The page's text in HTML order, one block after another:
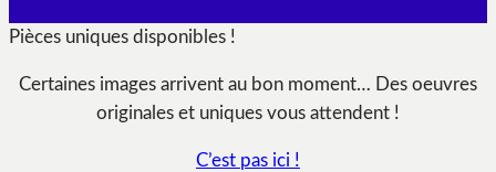
Pièces uniques disponibles !
Certaines images arrivent au bon moment… Des oeuvres
originales et uniques vous attendent !
C’est pas ici !